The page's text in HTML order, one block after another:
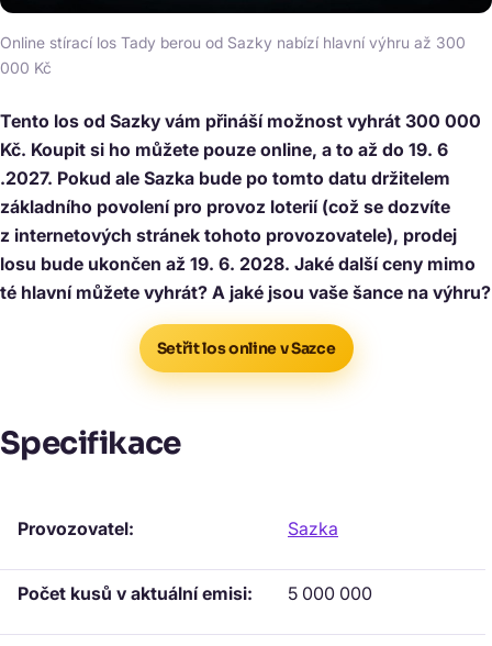
Online stírací los Tady berou od Sazky nabízí hlavní výhru až 300
000 Kč
Tento los od Sazky vám přináší možnost vyhrát 300 000
Kč. Koupit si ho můžete pouze online, a to až do 19. 6
.2027. Pokud ale Sazka bude po tomto datu držitelem
základního povolení pro provoz loterií (což se dozvíte
z internetových stránek tohoto provozovatele), prodej
losu bude ukončen až 19. 6. 2028. Jaké další ceny mimo
té hlavní můžete vyhrát? A jaké jsou vaše šance na výhru?
Setřit los online v Sazce
Specifikace
Provozovatel: Sazka
Počet kusů v aktuální emisi: 5 000 000